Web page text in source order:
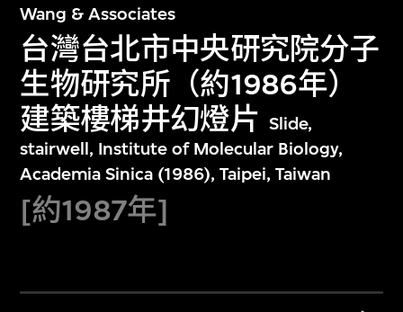
Wang & Associates
台灣台北市中央研究院分子
生物研究所（約1986年）
建築樓梯井幻燈片 Slide,
stairwell, Institute of Molecular Biology,
Academia Sinica (1986), Taipei, Taiwan
[約1987年]